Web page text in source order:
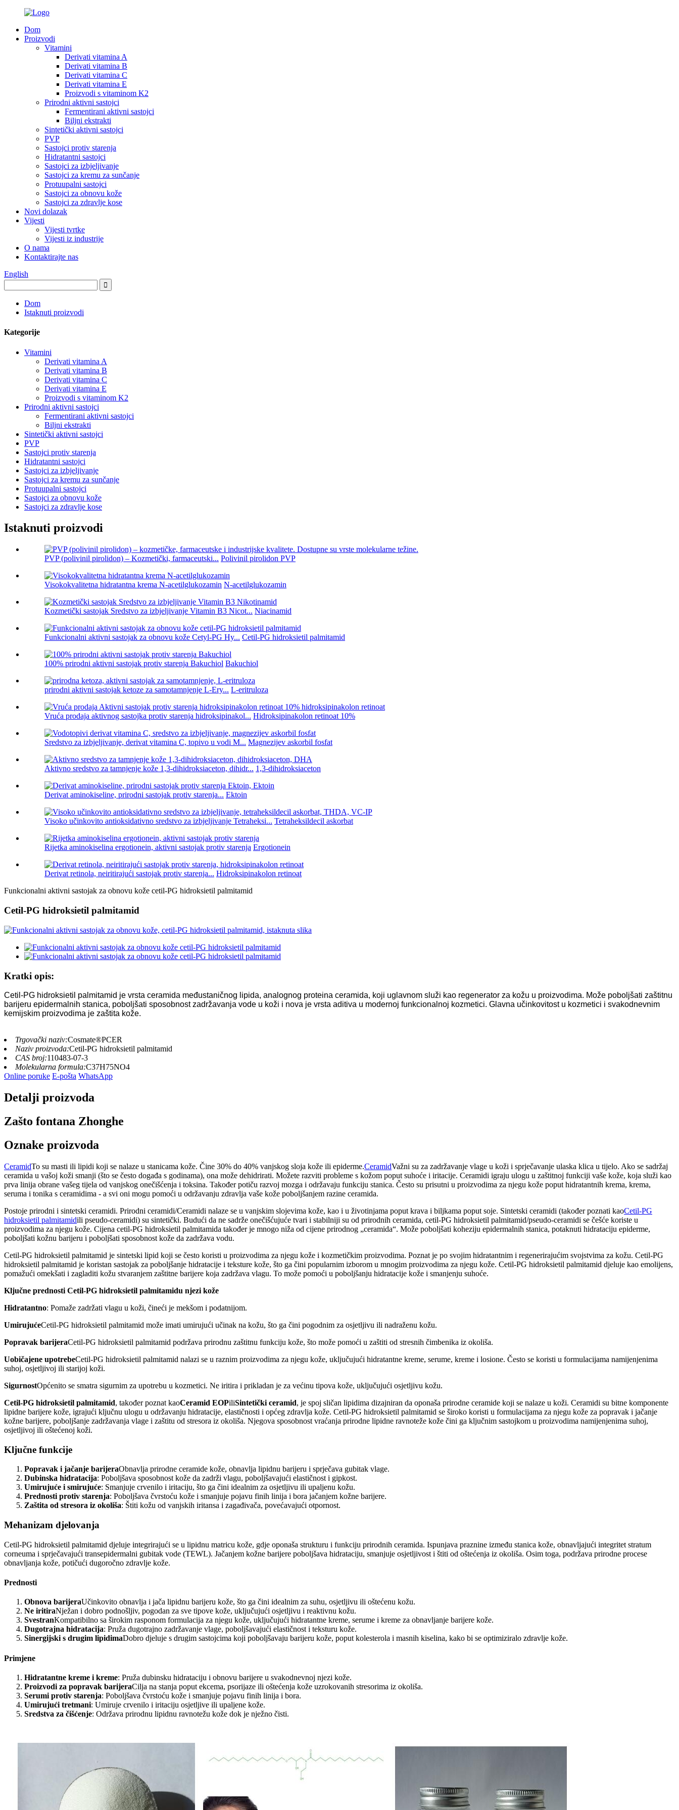
Dom
Proizvodi
Vitamini
Derivati ​​vitamina A
Derivati ​​vitamina B
Derivati ​​vitamina C
Derivati ​​vitamina E
Proizvodi s vitaminom K2
Prirodni aktivni sastojci
Fermentirani aktivni sastojci
Biljni ekstrakti
Sintetički aktivni sastojci
PVP
Sastojci protiv starenja
Hidratantni sastojci
Sastojci za izbjeljivanje
Sastojci za kremu za sunčanje
Protuupalni sastojci
Sastojci za obnovu kože
Sastojci za zdravlje kose
Novi dolazak
Vijesti
Vijesti tvrtke
Vijesti iz industrije
O nama
Kontaktirajte nas
English
Dom
Istaknuti proizvodi
Kategorije
Vitamini
Derivati ​​vitamina A
Derivati ​​vitamina B
Derivati ​​vitamina C
Derivati ​​vitamina E
Proizvodi s vitaminom K2
Prirodni aktivni sastojci
Fermentirani aktivni sastojci
Biljni ekstrakti
Sintetički aktivni sastojci
PVP
Sastojci protiv starenja
Hidratantni sastojci
Sastojci za izbjeljivanje
Sastojci za kremu za sunčanje
Protuupalni sastojci
Sastojci za obnovu kože
Sastojci za zdravlje kose
Istaknuti proizvodi
PVP (polivinil pirolidon) – Kozmetički, farmaceutski... Polivinil pirolidon PVP
Visokokvalitetna hidratantna krema N-acetilglukozamin N-acetilglukozamin
Kozmetički sastojak Sredstvo za izbjeljivanje Vitamin B3 Nicot... Niacinamid
Funkcionalni aktivni sastojak za obnovu kože Cetyl-PG Hy... Cetil-PG hidroksietil palmitamid
100% prirodni aktivni sastojak protiv starenja Bakuchiol Bakuchiol
prirodni aktivni sastojak ketoze za samotamnjenje L-Ery... L-eritruloza
Vruća prodaja aktivnog sastojka protiv starenja hidroksipinakol... Hidroksipinakolon retinoat 10%
Sredstvo za izbjeljivanje, derivat vitamina C, topivo u vodi M... Magnezijev askorbil fosfat
Aktivno sredstvo za tamnjenje kože 1,3-dihidroksiaceton, dihidr... 1,3-dihidroksiaceton
Derivat aminokiseline, prirodni sastojak protiv starenja... Ektoin
Visoko učinkovito antioksidativno sredstvo za izbjeljivanje Tetraheksi... Tetraheksildecil askorbat
Rijetka aminokiselina ergotionein, aktivni sastojak protiv starenja Ergotionein
Derivat retinola, neiritirajući sastojak protiv starenja... Hidroksipinakolon retinoat
Funkcionalni aktivni sastojak za obnovu kože cetil-PG hidroksietil palmitamid
Cetil-PG hidroksietil palmitamid
Kratki opis:
Cetil-PG hidroksietil palmitamid je vrsta ceramida međustaničnog lipida, analognog proteina ceramida, koji uglavnom služi kao regenerator za kožu u proizvodima. Može poboljšati zaštitnu
barijeru epidermalnih stanica, poboljšati sposobnost zadržavanja vode u koži i nova je vrsta aditiva u modernoj funkcionalnoj kozmetici. Glavna učinkovitost u kozmetici i svakodnevnim
kemijskim proizvodima je zaštita kože.
Trgovački naziv:Cosmate®PCER
Naziv proizvoda:Cetil-PG hidroksietil palmitamid
CAS broj:110483-07-3
Molekularna formula:C37H75NO4
Online poruke E-pošta WhatsApp
Detalji proizvoda
Zašto fontana Zhonghe
Oznake proizvoda
CeramidTo su masti ili lipidi koji se nalaze u stanicama kože. Čine 30% do 40% vanjskog sloja kože ili epiderme.CeramidVažni su za zadržavanje vlage u koži i sprječavanje ulaska klica u tijelo. Ako se sadržaj
ceramida u vašoj koži smanji (što se često događa s godinama), ona može dehidrirati. Možete razviti probleme s kožom poput suhoće i iritacije. Ceramidi igraju ulogu u zaštitnoj funkciji vaše kože, koja služi kao
prva linija obrane vašeg tijela od vanjskog onečišćenja i toksina. Također potiču razvoj mozga i održavaju funkciju stanica. Često su prisutni u proizvodima za njegu kože poput hidratantnih krema, krema,
seruma i tonika s ceramidima - a svi oni mogu pomoći u održavanju zdravlja vaše kože poboljšanjem razine ceramida.
Postoje prirodni i sintetski ceramidi. Prirodni ceramidi/Ceramidi nalaze se u vanjskim slojevima kože, kao i u životinjama poput krava i biljkama poput soje. Sintetski ceramidi (također poznati kaoCetil-PG
hidroksietil palmitamidili pseudo-ceramidi) su sintetički. Budući da ne sadrže onečišćujuće tvari i stabilniji su od prirodnih ceramida, cetil-PG hidroksietil palmitamid/pseudo-ceramidi se češće koriste u
proizvodima za njegu kože. Cijena cetil-PG hidroksietil palmitamida također je mnogo niža od cijene prirodnog „ceramida“. Može poboljšati koheziju epidermalnih stanica, potaknuti hidrataciju epiderme,
poboljšati kožnu barijeru i poboljšati sposobnost kože da zadržava vodu.
Cetil-PG hidroksietil palmitamid je sintetski lipid koji se često koristi u proizvodima za njegu kože i kozmetičkim proizvodima. Poznat je po svojim hidratantnim i regenerirajućim svojstvima za kožu. Cetil-PG
hidroksietil palmitamid je koristan sastojak za poboljšanje hidratacije i teksture kože, što ga čini popularnim izborom u mnogim proizvodima za njegu kože. Cetil-PG hidroksietil palmitamid djeluje kao emolijens,
pomažući omekšati i zagladiti kožu stvaranjem zaštitne barijere koja zadržava vlagu. To može pomoći u poboljšanju hidratacije kože i smanjenju suhoće.
Ključne prednosti Cetil-PG hidroksietil palmitamidu njezi kože
Hidratantno: Pomaže zadržati vlagu u koži, čineći je mekšom i podatnijom.
UmirujućeCetil-PG hidroksietil palmitamid može imati umirujući učinak na kožu, što ga čini pogodnim za osjetljivu ili nadraženu kožu.
Popravak barijeraCetil-PG hidroksietil palmitamid podržava prirodnu zaštitnu funkciju kože, što može pomoći u zaštiti od stresnih čimbenika iz okoliša.
Uobičajene upotrebeCetil-PG hidroksietil palmitamid nalazi se u raznim proizvodima za njegu kože, uključujući hidratantne kreme, serume, kreme i losione. Često se koristi u formulacijama namijenjenima
suhoj, osjetljivoj ili starijoj koži.
SigurnostOpćenito se smatra sigurnim za upotrebu u kozmetici. Ne iritira i prikladan je za većinu tipova kože, uključujući osjetljivu kožu.
Cetil-PG hidroksietil palmitamid, također poznat kaoCeramid EOPiliSintetički ceramid, je spoj sličan lipidima dizajniran da oponaša prirodne ceramide koji se nalaze u koži. Ceramidi su bitne komponente
lipidne barijere kože, igrajući ključnu ulogu u održavanju hidratacije, elastičnosti i općeg zdravlja kože. Cetil-PG hidroksietil palmitamid se široko koristi u formulacijama za njegu kože za popravak i jačanje
kožne barijere, poboljšanje zadržavanja vlage i zaštitu od stresora iz okoliša. Njegova sposobnost vraćanja prirodne lipidne ravnoteže kože čini ga ključnim sastojkom u proizvodima namijenjenima suhoj,
osjetljivoj ili oštećenoj koži.
Ključne funkcije
Popravak i jačanje barijeraObnavlja prirodne ceramide kože, obnavlja lipidnu barijeru i sprječava gubitak vlage.
Dubinska hidratacija: Poboljšava sposobnost kože da zadrži vlagu, poboljšavajući elastičnost i gipkost.
Umirujuće i smirujuće: Smanjuje crvenilo i iritaciju, što ga čini idealnim za osjetljivu ili upaljenu kožu.
Prednosti protiv starenja: Poboljšava čvrstoću kože i smanjuje pojavu finih linija i bora jačanjem kožne barijere.
Zaštita od stresora iz okoliša: Štiti kožu od vanjskih iritansa i zagađivača, povećavajući otpornost.
Mehanizam djelovanja
Cetil-PG hidroksietil palmitamid djeluje integrirajući se u lipidnu matricu kože, gdje oponaša strukturu i funkciju prirodnih ceramida. Ispunjava praznine između stanica kože, obnavljajući integritet stratum
corneuma i sprječavajući transepidermalni gubitak vode (TEWL). Jačanjem kožne barijere poboljšava hidrataciju, smanjuje osjetljivost i štiti od oštećenja iz okoliša. Osim toga, podržava prirodne procese
obnavljanja kože, potičući dugoročno zdravlje kože.
Prednosti
Obnova barijeraUčinkovito obnavlja i jača lipidnu barijeru kože, što ga čini idealnim za suhu, osjetljivu ili oštećenu kožu.
Ne iritiraNježan i dobro podnošljiv, pogodan za sve tipove kože, uključujući osjetljivu i reaktivnu kožu.
SvestranKompatibilno sa širokim rasponom formulacija za njegu kože, uključujući hidratantne kreme, serume i kreme za obnavljanje barijere kože.
Dugotrajna hidratacija: Pruža dugotrajno zadržavanje vlage, poboljšavajući elastičnost i teksturu kože.
Sinergijski s drugim lipidimaDobro djeluje s drugim sastojcima koji poboljšavaju barijeru kože, poput kolesterola i masnih kiselina, kako bi se optimiziralo zdravlje kože.
Primjene
Hidratantne kreme i kreme: Pruža dubinsku hidrataciju i obnovu barijere u svakodnevnoj njezi kože.
Proizvodi za popravak barijeraCilja na stanja poput ekcema, psorijaze ili oštećenja kože uzrokovanih stresorima iz okoliša.
Serumi protiv starenja: Poboljšava čvrstoću kože i smanjuje pojavu finih linija i bora.
Umirujući tretmani: Umiruje crvenilo i iritaciju osjetljive ili upaljene kože.
Sredstva za čišćenje: Održava prirodnu lipidnu ravnotežu kože dok je nježno čisti.